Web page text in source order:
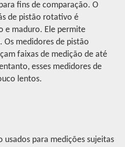
fins de comparação. O
de pistão rotativo é
e maduro. Ele permite
Os medidores de pistão
faixas de medição de até
esses medidores de
lentos.
usados para medições sujeitas